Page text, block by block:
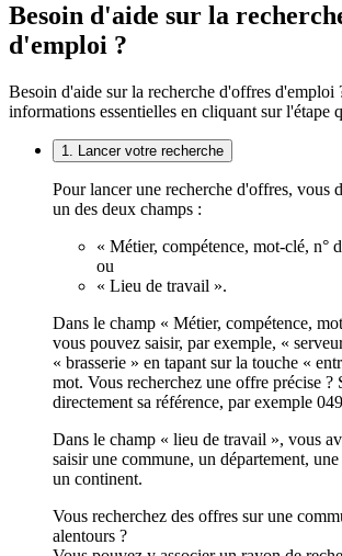
Besoin d'aide sur la
d'emploi ?
Besoin d'aide sur la recherche d'offres d'emploi
informations essentielles en cliquant sur l'étape
1. Lancer votre recherche
Pour lancer une recherche d'offres, vous
un des deux champs :
« Métier, compétence, mot-clé, n°
ou
« Lieu de travail ».
Dans le champ « Métier, compétence,
vous pouvez saisir, par exemple, «
« brasserie » en tapant sur la touche «
mot. Vous recherchez une offre précise ?
directement sa référence, par exemple
Dans le champ « lieu de travail », vous
saisir une commune, un département,
un continent.
Vous recherchez des offres sur une
alentours ?